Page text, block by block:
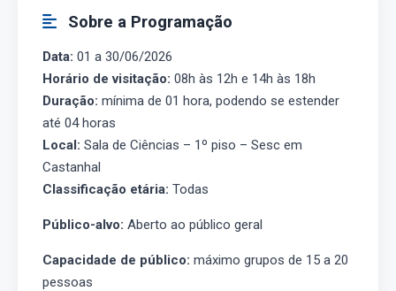
Sobre a Programação
Data: 01 a 30/06/2026
Horário de visitação: 08h às 12h e 14h às 18h
Duração: mínima de 01 hora, podendo se estender
até 04 horas
Local: Sala de Ciências – 1º piso – Sesc em
Castanhal
Classificação etária: Todas
Público-alvo: Aberto ao público geral
Capacidade de público: máximo grupos de 15 a 20
pessoas